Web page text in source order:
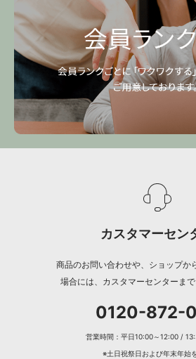
カスタマーセン
商品のお問い合わせや、ショップか
場合には、カスタマーセンターまで
0120-872-
営業時間：平日10:00～12:00 /
※土日祝祭日および年末年始